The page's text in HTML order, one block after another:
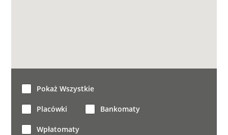
Pokaż Wszystkie
Placówki Bankomaty
Wpłatomaty